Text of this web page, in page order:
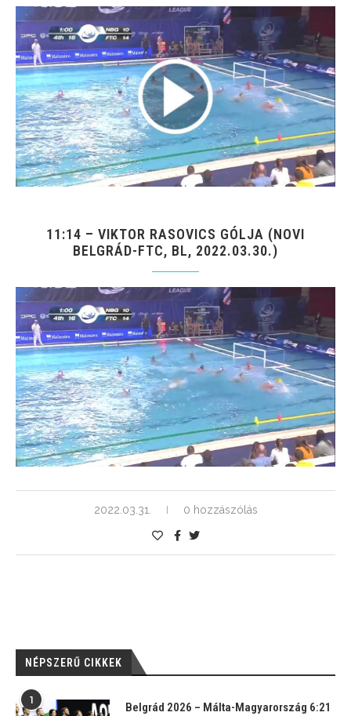
11:14 – VIKTOR RASOVICS GÓLJA (NOVI
BELGRÁD-FTC, BL, 2022.03.30.)
2022.03.31. 0 hozzászólás
NÉPSZERŰ CIKKEK
1
Belgrád 2026 – Málta-Magyarország 6:21